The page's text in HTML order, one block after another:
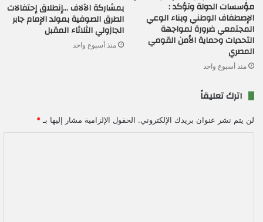
مؤسسات الدولة وتؤكد :
الإصطفاف الوطني وبناء الوعي
المجتمعي ضرورة لمواجهة
التحديات وحماية الأمن القومي
المصري
منذ أسبوع واحد
بمشاركة الآلاف …إنطلاق إحتفالات
الطرق الصوفية بمولد الإمام جابر
الجازولي الثلاثاء المقبل
منذ أسبوع واحد
اترك تعليقاً
لن يتم نشر عنوان بريدك الإلكتروني. الحقول الإلزامية مشار إليها بـ *